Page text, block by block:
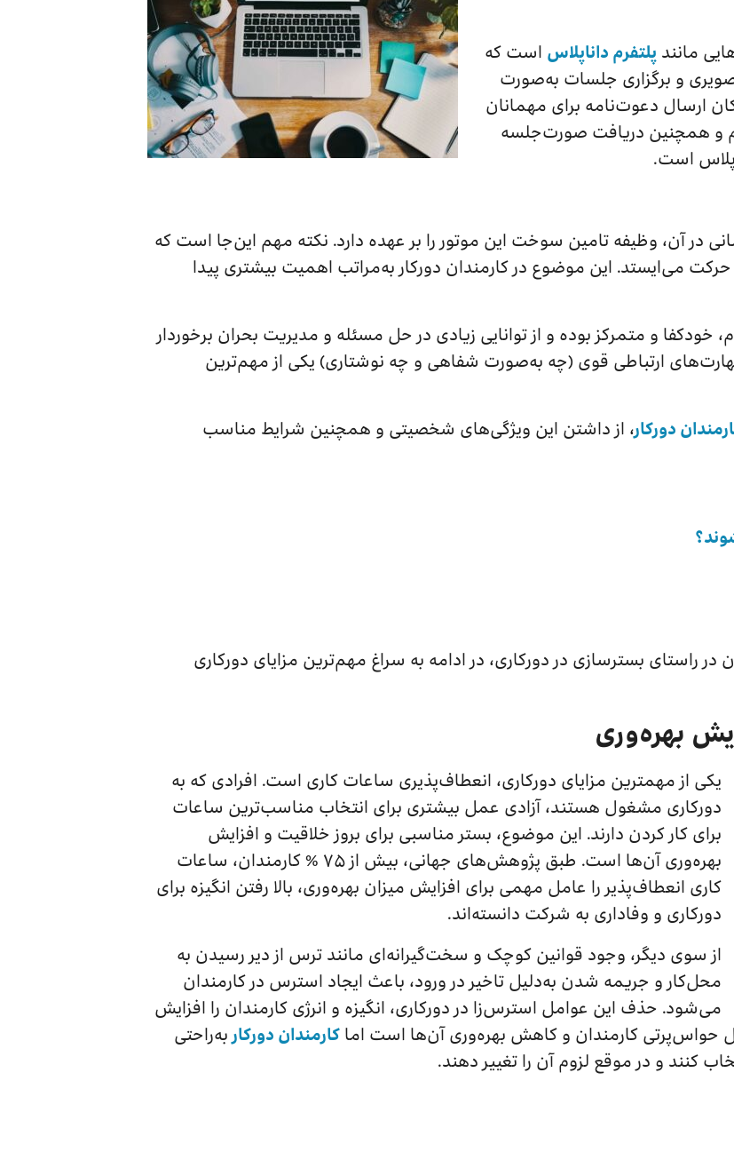
مانند پلتفرم داناپلاس است که
و برگزاری جلسات به‌صورت
ارسال دعوت‌نامه برای مهمانان
و همچنین دریافت صورت‌جلسه
است.
در آن، وظیفه تامین سوخت این موتور را بر عهده دارد. نکته مهم این‌جا است که
می‌ایستد. این موضوع در کارمندان دورکار به‌مراتب اهمیت بیشتری پیدا
خودکفا و متمرکز بوده و از توانایی زیادی در حل مسئله و مدیریت بحران برخوردار
ارتباطی قوی (چه به‌صورت شفاهی و چه نوشتاری) یکی از مهم‌ترین
دورکار، از داشتن این ویژگی‌های شخصیتی و همچنین شرایط مناسب
راستای بسترسازی در دورکاری، در ادامه به سراغ مهم‌ترین مزایای دورکاری
یکی از مهمترین مزایای دورکاری، انعطاف‌پذیری ساعات کاری است. افرادی که به
دورکاری مشغول هستند، آزادی عمل بیشتری برای انتخاب مناسب‌ترین ساعات
برای کار کردن دارند. این موضوع، بستر مناسبی برای بروز خلاقیت و افزایش
بهره‌وری آن‌ها است. طبق پژوهش‌های جهانی، بیش از ۷۵ % کارمندان، ساعات
کاری انعطاف‌پذیر را عامل مهمی برای افزایش میزان بهره‌وری، بالا رفتن انگیزه برای
دورکاری و وفاداری به شرکت دانسته‌اند.
از سوی دیگر، وجود قوانین کوچک و سخت‌گیرانه‌ای مانند ترس از دیر رسیدن به
محل‌کار و جریمه شدن به‌دلیل تاخیر در ورود، باعث ایجاد استرس در کارمندان
می‌شود. حذف این عوامل استرس‌زا در دورکاری، انگیزه و انرژی کارمندان را افزایش
حواس‌پرتی کارمندان و کاهش بهره‌وری آن‌ها است اماکارمندان دورکار به‌راحتی
کنند و در موقع لزوم آن را تغییر دهند.